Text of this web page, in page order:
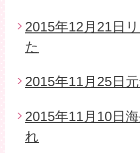
2015年12月21日
た
2015年11月25日
2015年11月10日
れ